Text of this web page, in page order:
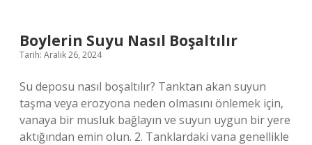
Boylerin Suyu Nasıl Boşaltılır
Tarih: Aralık 26, 2024
Su deposu nasıl boşaltılır? Tanktan akan suyun
taşma veya erozyona neden olmasını önlemek için,
vanaya bir musluk bağlayın ve suyun uygun bir yere
aktığından emin olun. 2. Tanklardaki vana genellikle